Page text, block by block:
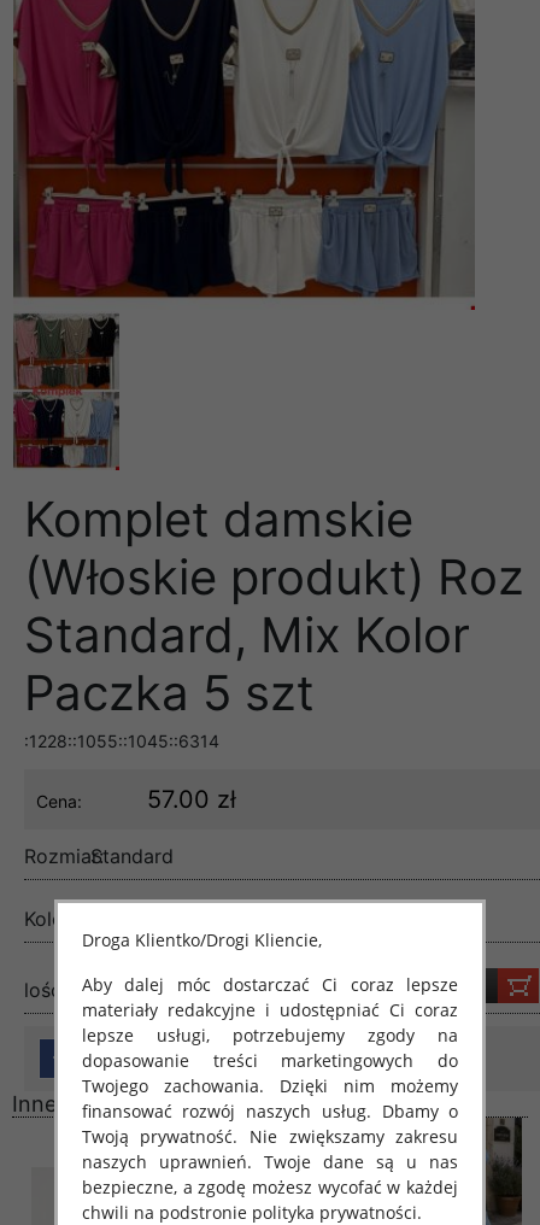
Komplet damskie
(Włoskie produkt) Roz
Standard, Mix Kolor
Paczka 5 szt
:1228::1055::1045::6314
Cena: 57.00 zł
Rozmiar:Standard
Kolor:
lość:
Inne produkty
Droga Klientko/Drogi Kliencie,
Aby dalej móc dostarczać Ci coraz lepsze
materiały redakcyjne i udostępniać Ci coraz
lepsze usługi, potrzebujemy zgody na
dopasowanie treści marketingowych do
Twojego zachowania. Dzięki nim możemy
finansować rozwój naszych usług. Dbamy o
Twoją prywatność. Nie zwiększamy zakresu
naszych uprawnień. Twoje dane są u nas
bezpieczne, a zgodę możesz wycofać w każdej
chwili na podstronie polityka prywatności.